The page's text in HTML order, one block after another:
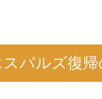
パルズ復帰